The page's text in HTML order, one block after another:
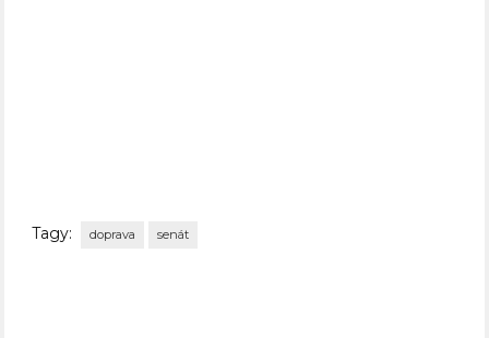
Tagy: doprava senát